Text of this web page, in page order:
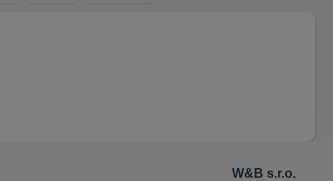
W&B s.r.o.